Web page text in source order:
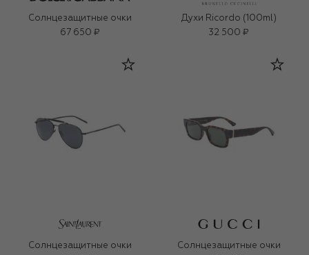
Солнцезащитные очки
67 650 ₽
Духи Ricordo (100ml)
32 500 ₽
Солнцезащитные очки
Солнцезащитные очки